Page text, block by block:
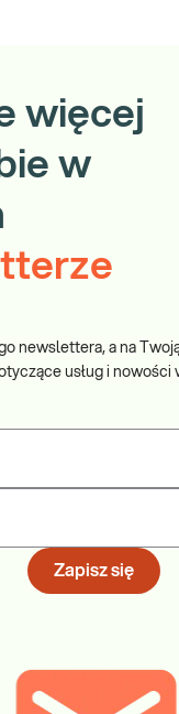
więcej
w
newslettera, a na
usług i nowości
Zapisz się